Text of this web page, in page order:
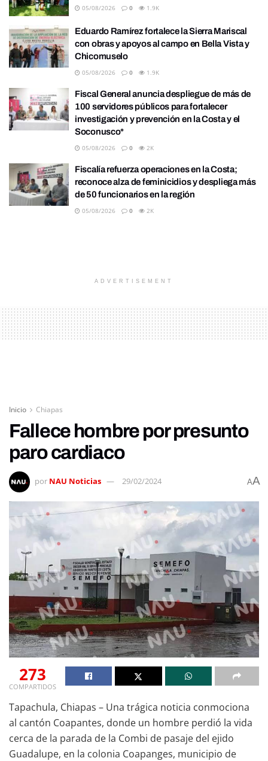
05/08/2026 0 1.9K
Eduardo Ramírez fortalece la Sierra Mariscal
con obras y apoyos al campo en Bella Vista y
Chicomuselo
05/08/2026 0 1.9K
Fiscal General anuncia despliegue de más de
100 servidores públicos para fortalecer
investigación y prevención en la Costa y el
Soconusco*
05/08/2026 0 2K
Fiscalía refuerza operaciones en la Costa;
reconoce alza de feminicidios y despliega más
de 50 funcionarios en la región
05/08/2026 0 2K
ADVERTISEMENT
Inicio Chiapas
Fallece hombre por presunto
paro cardiaco
por NAU Noticias 29/02/2024 AA
273
COMPARTIDOS
Tapachula, Chiapas – Una trágica noticia conmociona
al cantón Coapantes, donde un hombre perdió la vida
cerca de la parada de la Combi de pasaje del ejido
Guadalupe, en la colonia Coapanges, municipio de